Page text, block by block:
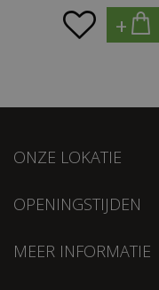
+
ONZE LOKATIE
OPENINGSTIJDEN
MEER INFORMATIE